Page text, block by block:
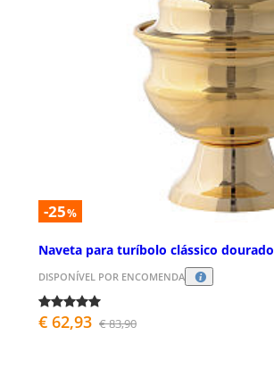
-25%
Naveta para turíbolo clássico dourado
DISPONÍVEL POR ENCOMENDA
€ 62,93 € 83,90